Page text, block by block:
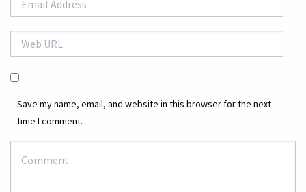
Save my name, email, and website in this browser for the next
time I comment.